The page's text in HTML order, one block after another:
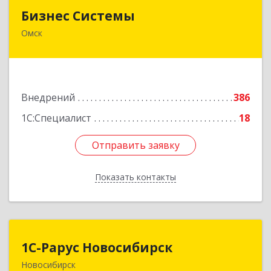
Бизнес Системы
Омск
Внедрений
386
1С:Специалист
18
Отправить заявку
Показать контакты
644024, Омская обл, Омск г, Т.К.Щербанева ул,
Отправить заявку
Назад
1С-Рарус Новосибирск
Новосибирск
1С-Рарус Новосибирск
630015, Новосибирская обл, Новосибирск г,